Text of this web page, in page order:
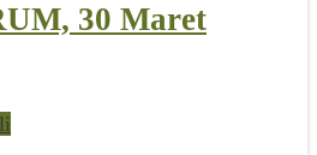
30 Maret